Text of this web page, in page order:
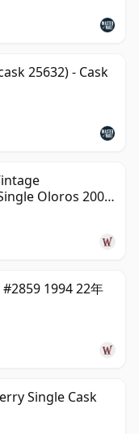
25632) - Cask
Oloros 2000
1994 22年
Single Cask